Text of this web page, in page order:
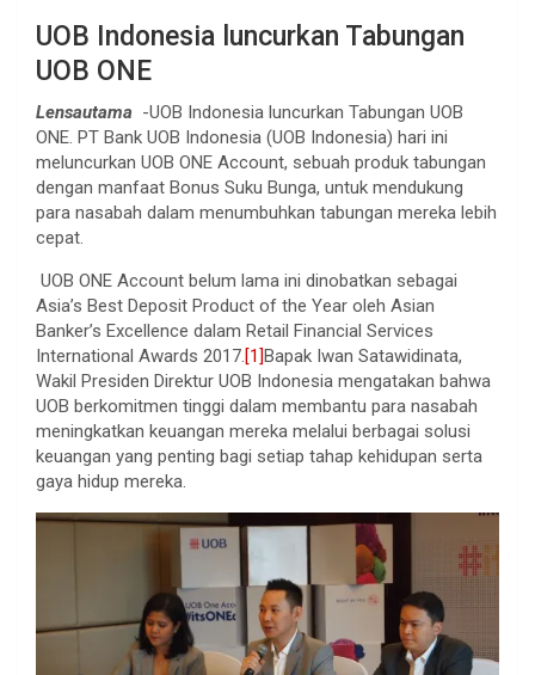
UOB Indonesia luncurkan Tabungan
UOB ONE
Lensautama -UOB Indonesia luncurkan Tabungan UOB
ONE. PT Bank UOB Indonesia (UOB Indonesia) hari ini
meluncurkan UOB ONE Account, sebuah produk tabungan
dengan manfaat Bonus Suku Bunga, untuk mendukung
para nasabah dalam menumbuhkan tabungan mereka lebih
cepat.
UOB ONE Account belum lama ini dinobatkan sebagai
Asia’s Best Deposit Product of the Year oleh Asian
Banker’s Excellence dalam Retail Financial Services
International Awards 2017.[1]Bapak Iwan Satawidinata,
Wakil Presiden Direktur UOB Indonesia mengatakan bahwa
UOB berkomitmen tinggi dalam membantu para nasabah
meningkatkan keuangan mereka melalui berbagai solusi
keuangan yang penting bagi setiap tahap kehidupan serta
gaya hidup mereka.